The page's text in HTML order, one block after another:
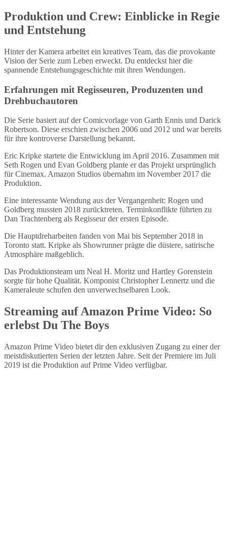
Produktion und Crew: Einblicke in Regie
und Entstehung
Hinter der Kamera arbeitet ein kreatives Team, das die provokante
Vision der Serie zum Leben erweckt. Du entdeckst hier die
spannende Entstehungsgeschichte mit ihren Wendungen.
Erfahrungen mit Regisseuren, Produzenten und
Drehbuchautoren
Die Serie basiert auf der Comicvorlage von Garth Ennis und Darick
Robertson. Diese erschien zwischen 2006 und 2012 und war bereits
für ihre kontroverse Darstellung bekannt.
Eric Kripke startete die Entwicklung im April 2016. Zusammen mit
Seth Rogen und Evan Goldberg plante er das Projekt ursprünglich
für Cinemax. Amazon Studios übernahm im November 2017 die
Produktion.
Eine interessante Wendung aus der Vergangenheit: Rogen und
Goldberg mussten 2018 zurücktreten. Terminkonflikte führten zu
Dan Trachtenberg als Regisseur der ersten Episode.
Die Hauptdreharbeiten fanden von Mai bis September 2018 in
Toronto statt. Kripke als Showrunner prägte die düstere, satirische
Atmosphäre maßgeblich.
Das Produktionsteam um Neal H. Moritz und Hartley Gorenstein
sorgte für hohe Qualität. Komponist Christopher Lennertz und die
Kameraleute schufen den unverwechselbaren Look.
Streaming auf Amazon Prime Video: So
erlebst Du The Boys
Amazon Prime Video bietet dir den exklusiven Zugang zu einer der
meistdiskutierten Serien der letzten Jahre. Seit der Premiere im Juli
2019 ist die Produktion auf Prime Video verfügbar.